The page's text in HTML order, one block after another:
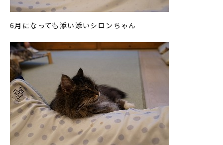
6月になっても添い添いシロンちゃん